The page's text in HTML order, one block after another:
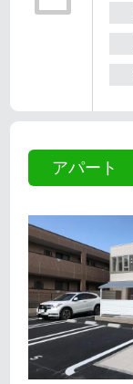
アパート